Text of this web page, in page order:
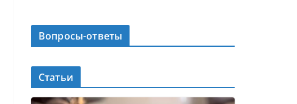
Вопросы-ответы
Статьи